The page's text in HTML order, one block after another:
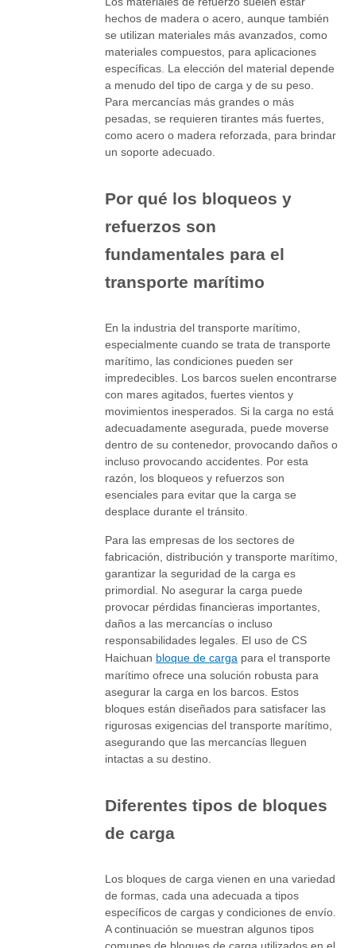
hechos de madera o acero, aunque también
se utilizan materiales más avanzados, como
materiales compuestos, para aplicaciones
específicas. La elección del material depende
a menudo del tipo de carga y de su peso.
Para mercancías más grandes o más
pesadas, se requieren tirantes más fuertes,
como acero o madera reforzada, para brindar
un soporte adecuado.
Por qué los bloqueos y
refuerzos son
fundamentales para el
transporte marítimo
En la industria del transporte marítimo,
especialmente cuando se trata de transporte
marítimo, las condiciones pueden ser
impredecibles. Los barcos suelen encontrarse
con mares agitados, fuertes vientos y
movimientos inesperados. Si la carga no está
adecuadamente asegurada, puede moverse
dentro de su contenedor, provocando daños o
incluso provocando accidentes. Por esta
razón, los bloqueos y refuerzos son
esenciales para evitar que la carga se
desplace durante el tránsito.
Para las empresas de los sectores de
fabricación, distribución y transporte marítimo,
garantizar la seguridad de la carga es
primordial. No asegurar la carga puede
provocar pérdidas financieras importantes,
daños a las mercancías o incluso
responsabilidades legales. El uso de CS
Haichuan bloque de carga para el transporte
marítimo ofrece una solución robusta para
asegurar la carga en los barcos. Estos
bloques están diseñados para satisfacer las
rigurosas exigencias del transporte marítimo,
asegurando que las mercancías lleguen
intactas a su destino.
Diferentes tipos de bloques
de carga
Los bloques de carga vienen en una variedad
de formas, cada una adecuada a tipos
específicos de cargas y condiciones de envío.
A continuación se muestran algunos tipos